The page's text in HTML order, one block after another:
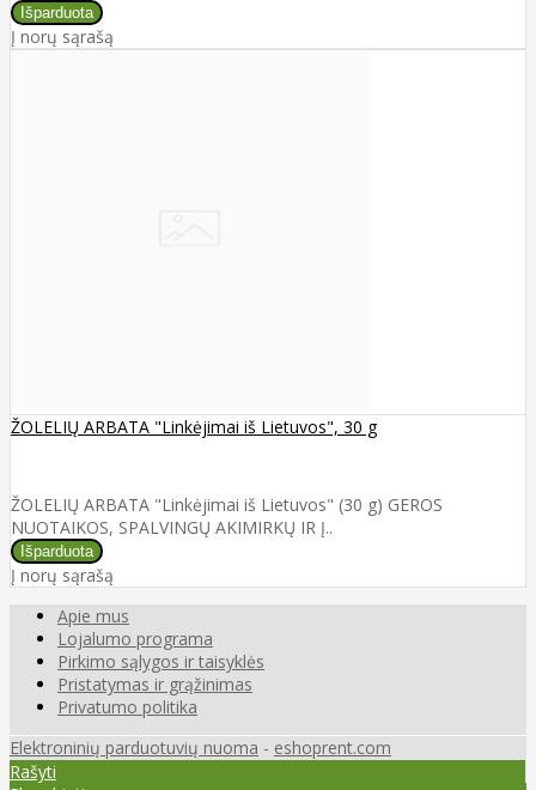
Į norų sąrašą
ŽOLELIŲ ARBATA "Linkėjimai iš Lietuvos", 30 g
ŽOLELIŲ ARBATA "Linkėjimai iš Lietuvos" (30 g) GEROS
NUOTAIKOS, SPALVINGŲ AKIMIRKŲ IR Į..
Į norų sąrašą
Apie mus
Lojalumo programa
Pirkimo sąlygos ir taisyklės
Pristatymas ir grąžinimas
Privatumo politika
Elektroninių parduotuvių nuoma - eshoprent.com
Rašyti